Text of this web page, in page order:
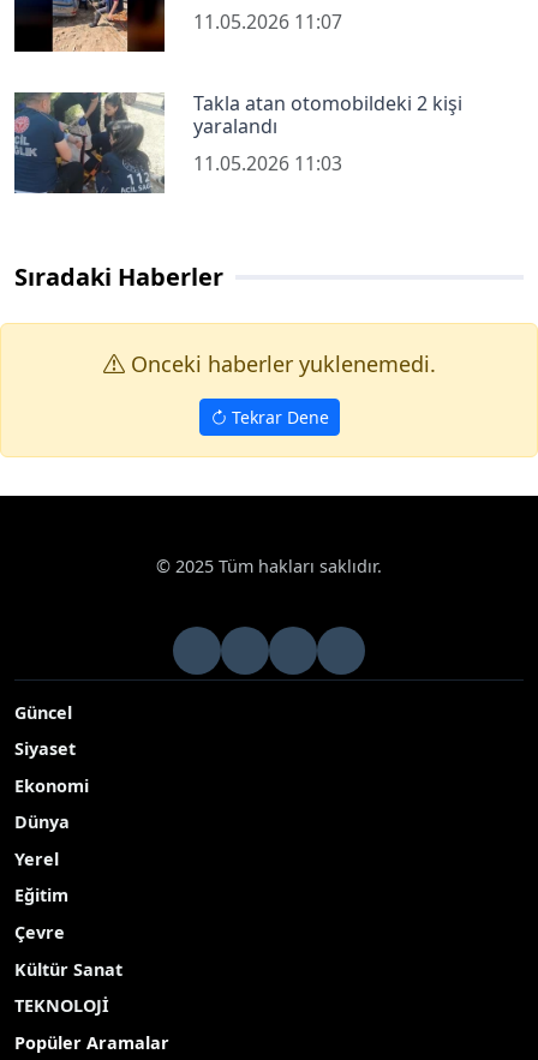
11.05.2026 11:07
Takla atan otomobildeki 2 kişi
yaralandı
11.05.2026 11:03
Sıradaki Haberler
Onceki haberler yuklenemedi.
Tekrar Dene
© 2025 Tüm hakları saklıdır.
Güncel
Siyaset
Ekonomi
Dünya
Yerel
Eğitim
Çevre
Kültür Sanat
TEKNOLOJİ
Popüler Aramalar